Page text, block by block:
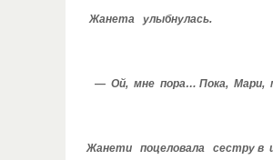
Жанета улыбнулась.
— Ой, мне пора… Пока, Мари,
Жанети поцеловала сестру в